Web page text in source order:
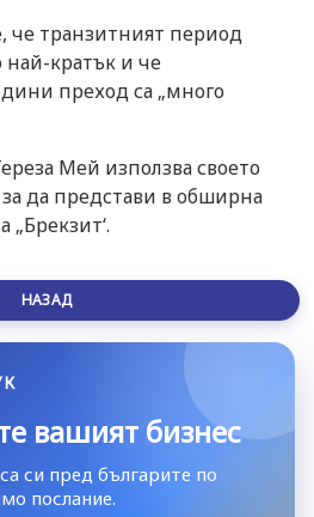
че транзитният период
най-кратък и че
преход са „много
Мей използва своето
да представи в обширна
„Брекзит‘.
НАЗАД
вашият бизнес
си пред българите по
послание.